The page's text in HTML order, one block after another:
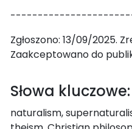
Zgłoszono: 13/09/2025.
Zaakceptowano do
Słowa kluczowe:
naturalism,